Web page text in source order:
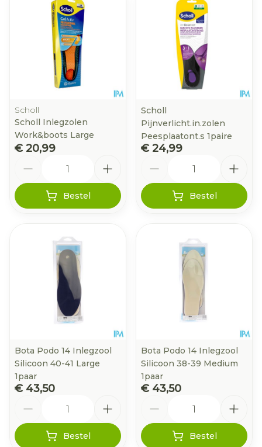
Scholl
Scholl Inlegzolen
Work&boots Large
€ 20,99
Bestel
Scholl
Pijnverlicht.in.zolen
Peesplaatont.s 1paire
€ 24,99
Bestel
Bota Podo 14 Inlegzool
Silicoon 40-41 Large
1paar
€ 43,50
Bestel
Bota Podo 14 Inlegzool
Silicoon 38-39 Medium
1paar
€ 43,50
Bestel